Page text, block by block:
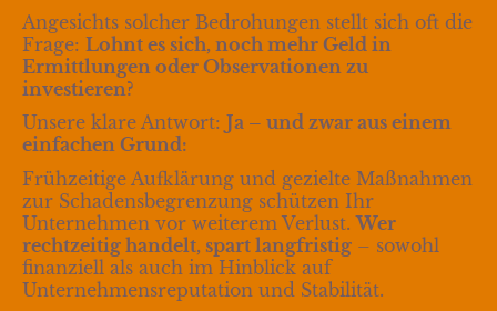
Angesichts solcher Bedrohungen stellt sich oft die
Frage: Lohnt es sich, noch mehr Geld in
Ermittlungen oder Observationen zu
investieren?
Unsere klare Antwort: Ja – und zwar aus einem
einfachen Grund:
Frühzeitige Aufklärung und gezielte Maßnahmen
zur Schadensbegrenzung schützen Ihr
Unternehmen vor weiterem Verlust.Wer
rechtzeitig handelt, spart langfristig – sowohl
finanziell als auch im Hinblick auf
Unternehmensreputation und Stabilität.